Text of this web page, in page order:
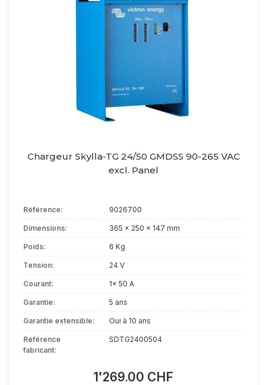
Chargeur Skylla-TG 24/50 GMDSS 90-265 VAC
excl. Panel
Référence: 9026700
Dimensions: 365 x 250 x 147 mm
Poids: 6 Kg
Tension: 24 V
Courant: 1x 50 A
Garantie: 5 ans
Garantie extensible: Oui à 10 ans
Référence
fabricant:
SDTG2400504
1'269.00 CHF